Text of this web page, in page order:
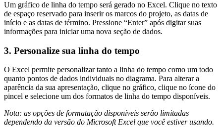
Um gráfico de linha do tempo será gerado no Excel. Clique no texto
de espaço reservado para inserir os marcos do projeto, as datas de
início e as datas de término. Pressione “Enter” após digitar suas
informações para iniciar uma nova seção de dados.
3. Personalize sua linha do tempo
O Excel permite personalizar tanto a linha do tempo como um todo
quanto pontos de dados individuais no diagrama. Para alterar a
aparência da sua apresentação, clique no gráfico, clique no ícone do
pincel e selecione um dos formatos de linha do tempo disponíveis.
Nota: as opções de formatação disponíveis serão limitadas
dependendo da versão do Microsoft Excel que você estiver usando.